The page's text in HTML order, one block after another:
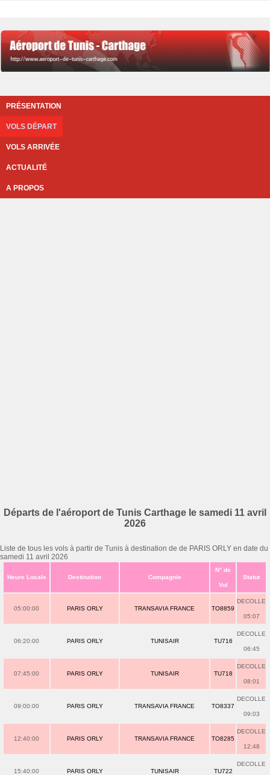
PRÉSENTATION
VOLS DÉPART
VOLS ARRIVÉE
ACTUALITÉ
A PROPOS
Départs de l'aéroport de Tunis Carthage le samedi 11 avril
2026
Liste de tous les vols à partir de Tunis à destination de de PARIS ORLY en date du
samedi 11 avril 2026
Heure Locale Destination Compagnie
N° de
Vol
Statut
05:00:00 PARIS ORLY TRANSAVIA FRANCE TO8859
DECOLLE
05:07
06:20:00 PARIS ORLY TUNISAIR TU716
DECOLLE
06:45
07:45:00 PARIS ORLY TUNISAIR TU718
DECOLLE
08:01
09:00:00 PARIS ORLY TRANSAVIA FRANCE TO8337
DECOLLE
09:03
12:40:00 PARIS ORLY TRANSAVIA FRANCE TO8285
DECOLLE
12:48
15:40:00 PARIS ORLY TUNISAIR TU722
DECOLLE